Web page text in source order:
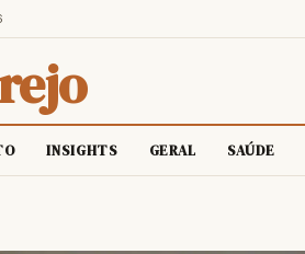
INSIGHTS GERAL SAÚDE